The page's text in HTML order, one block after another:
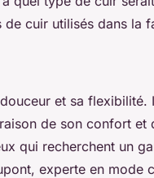
cuir utilisés dans la
et sa flexibilité.
de son confort et
qui recherchent un
experte en mode